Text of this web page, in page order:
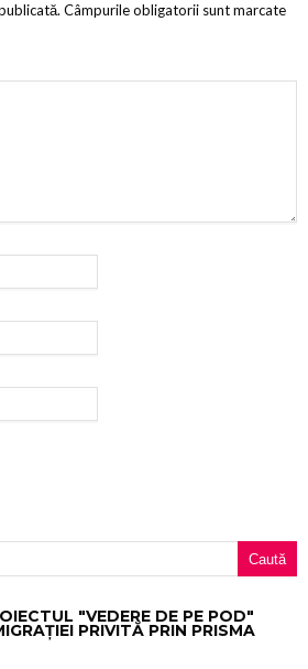
Câmpurile obligatorii sunt marcate
"VEDERE DE PE POD"
PRIVITĂ PRIN PRISMA